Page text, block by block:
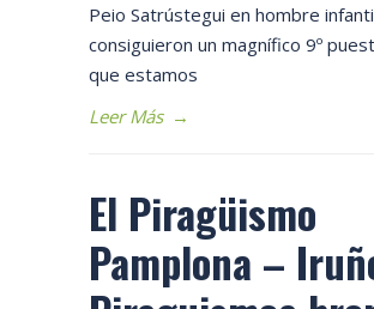
Peio Satrústegui en hombre
consiguieron un magnífico 9º
que estamos
Leer Más →
El Piragüismo
Pamplona –